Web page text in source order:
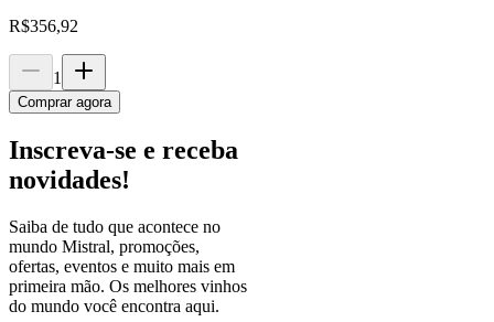
R$356,92
1
Comprar agora
Inscreva-se e receba
novidades!
Saiba de tudo que acontece no
mundo Mistral, promoções,
ofertas, eventos e muito mais em
primeira mão. Os melhores vinhos
do mundo você encontra aqui.